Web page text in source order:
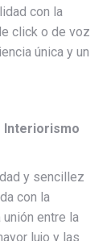
con la
click o de voz
única y un
Interiorismo
y sencillez
con la
entre la
lujo y las